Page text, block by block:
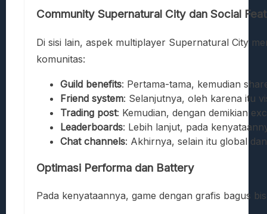
Community Supernatural City dan Social
Di sisi lain, aspek multiplayer Supernatural City
komunitas:
Guild benefits: Pertama-tama, kemudian
Friend system: Selanjutnya, oleh karena itu
Trading post: Kemudian, dengan demikian
Leaderboards: Lebih lanjut, pada
Chat channels: Akhirnya, selain itu global
Optimasi Performa dan Battery
Pada kenyataannya, game dengan grafis bagus